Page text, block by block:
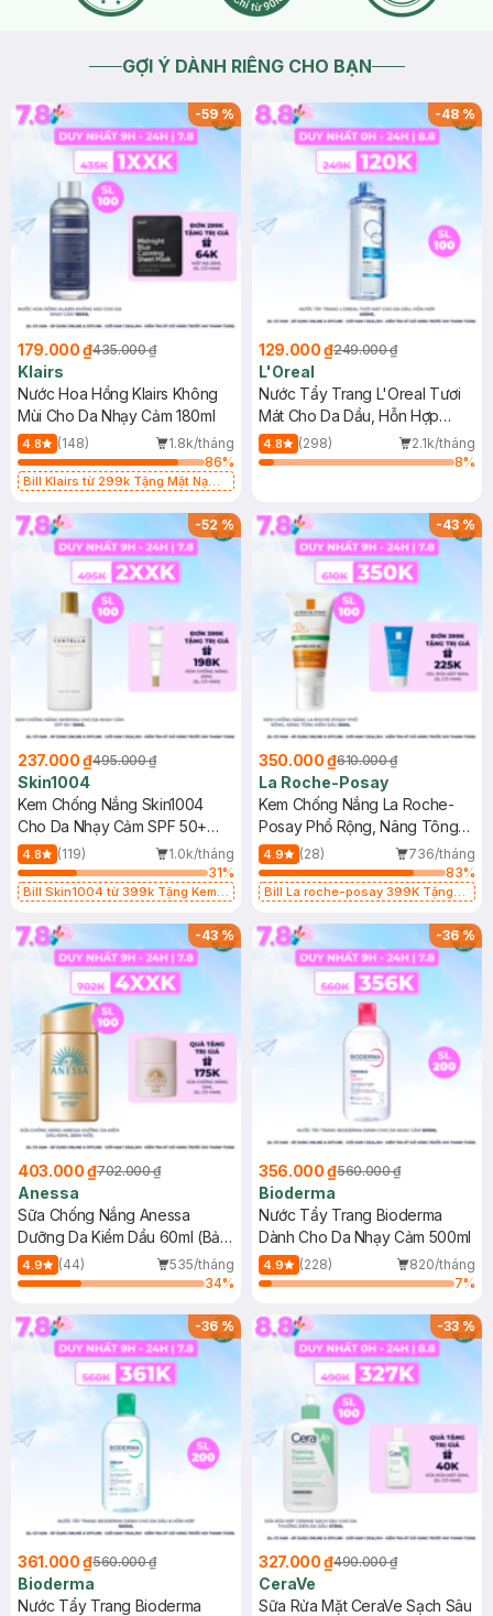
GỢI Ý DÀNH RIÊNG CHO BẠN
-59%
179.000 ₫435.000 ₫
Klairs
Nước Hoa Hồng Klairs Không
Mùi Cho Da Nhạy Cảm 180ml
4.8 (148)
1.8k/tháng
86%
Bill Klairs từ 299k Tặng Mặt Nạ
25ml (SL Có Hạn)
-48%
129.000 ₫249.000 ₫
L'Oreal
Nước Tẩy Trang L'Oreal Tươi
Mát Cho Da Dầu, Hỗn Hợp
400ml
4.8 (298)
2.1k/tháng
8%
-52%
237.000 ₫495.000 ₫
Skin1004
Kem Chống Nắng Skin1004
Cho Da Nhạy Cảm SPF 50+
50ml
4.8 (119)
1.0k/tháng
31%
Bill Skin1004 từ 399k Tặng Kem
SPF 50+ 20ml (SL Có Hạn)
-43%
350.000 ₫610.000 ₫
La Roche-Posay
Kem Chống Nắng La Roche-
Posay Phổ Rộng, Nâng Tông
Kiềm Dầu 50ml
4.9 (28)
736/tháng
83%
Bill La roche-posay 399K Tặng
(SL có hạn)
-43%
403.000 ₫702.000 ₫
Anessa
Sữa Chống Nắng Anessa
Dưỡng Da Kiềm Dầu 60ml (Bản
Mới)
4.9 (44)
535/tháng
34%
-36%
356.000 ₫560.000 ₫
Bioderma
Nước Tẩy Trang Bioderma
Dành Cho Da Nhạy Cảm 500ml
4.9 (228)
820/tháng
7%
-36%
361.000 ₫560.000 ₫
Bioderma
Nước Tẩy Trang Bioderma
-33%
327.000 ₫490.000 ₫
CeraVe
Sữa Rửa Mặt CeraVe Sạch Sâu